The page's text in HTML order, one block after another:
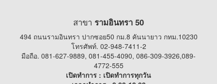
สาขา รามอินทรา 50
494 ถนนรามอินทรา ปากซอย50 กม.8 คันนายาว กทม.10230
โทรศัพท์. 02-948-7411-2
มือถือ. 081-627-9889, 081-455-4090, 086-309-3926,089-
4772-555
เปิดทำการ : เปิดทำการทุกวัน